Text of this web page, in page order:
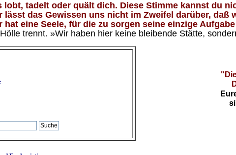
tadelt oder quält dich. Diese Stimme kannst du
lässt das Gewissen uns nicht im Zweifel darüber,
eine Seele, für die zu sorgen seine einzige
trennt. »Wir haben hier keine bleibende Stätte,